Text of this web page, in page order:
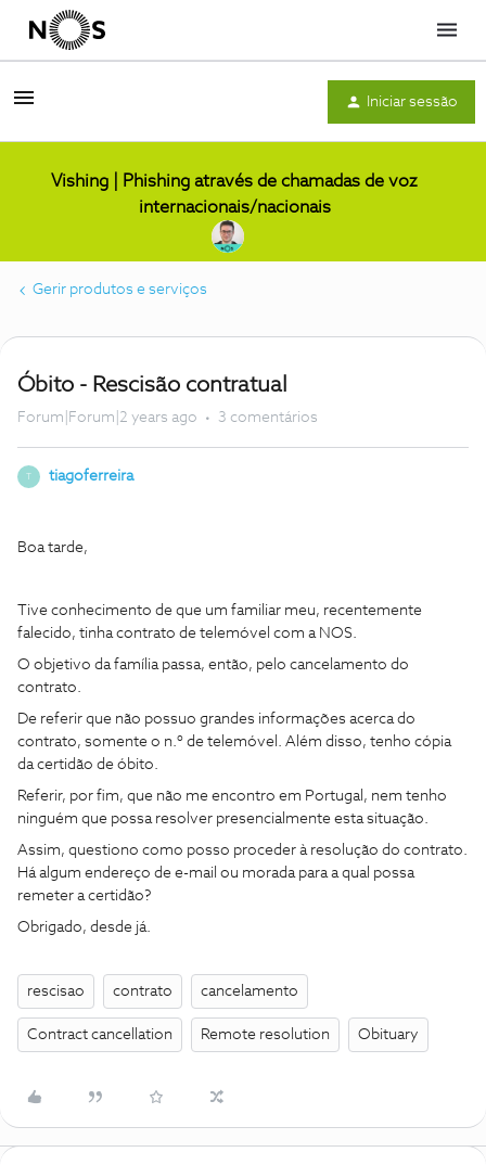
Menu
Iniciar sessão
Vishing | Phishing através de chamadas de voz
internacionais/nacionais
Gerir produtos e serviços
Óbito - Rescisão contratual
Forum|Forum|2 years ago 3 comentários
T tiagoferreira
Boa tarde,
Tive conhecimento de que um familiar meu, recentemente
falecido, tinha contrato de telemóvel com a NOS.
O objetivo da família passa, então, pelo cancelamento do
contrato.
De referir que não possuo grandes informações acerca do
contrato, somente o n.º de telemóvel. Além disso, tenho cópia
da certidão de óbito.
Referir, por fim, que não me encontro em Portugal, nem tenho
ninguém que possa resolver presencialmente esta situação.
Assim, questiono como posso proceder à resolução do contrato.
Há algum endereço de e-mail ou morada para a qual possa
remeter a certidão?
Obrigado, desde já.
rescisao contrato cancelamento
Contract cancellation Remote resolution Obituary